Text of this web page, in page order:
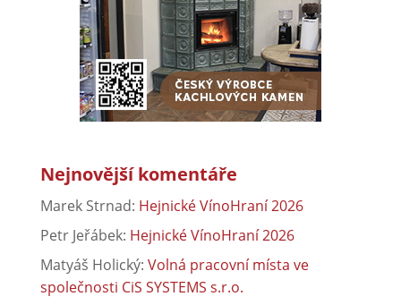
Nejnovější komentáře
Marek Strnad: Hejnické VínoHraní 2026
Petr Jeřábek: Hejnické VínoHraní 2026
Matyáš Holický: Volná pracovní místa ve
společnosti CiS SYSTEMS s.r.o.